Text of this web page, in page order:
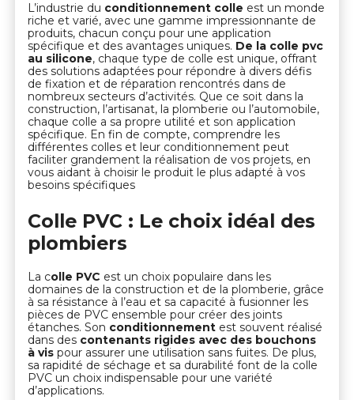
L’industrie du conditionnement colle est un monde
riche et varié, avec une gamme impressionnante de
produits, chacun conçu pour une application
spécifique et des avantages uniques. De la colle pvc
au silicone, chaque type de colle est unique, offrant
des solutions adaptées pour répondre à divers défis
de fixation et de réparation rencontrés dans de
nombreux secteurs d’activités. Que ce soit dans la
construction, l’artisanat, la plomberie ou l’automobile,
chaque colle a sa propre utilité et son application
spécifique. En fin de compte, comprendre les
différentes colles et leur conditionnement peut
faciliter grandement la réalisation de vos projets, en
vous aidant à choisir le produit le plus adapté à vos
besoins spécifiques
Colle PVC : Le choix idéal des
plombiers
La colle PVC est un choix populaire dans les
domaines de la construction et de la plomberie, grâce
à sa résistance à l’eau et sa capacité à fusionner les
pièces de PVC ensemble pour créer des joints
étanches. Son conditionnement est souvent réalisé
dans des contenants rigides avec des bouchons
à vispour assurer une utilisation sans fuites. De plus,
sa rapidité de séchage et sa durabilité font de la colle
PVC un choix indispensable pour une variété
d’applications.